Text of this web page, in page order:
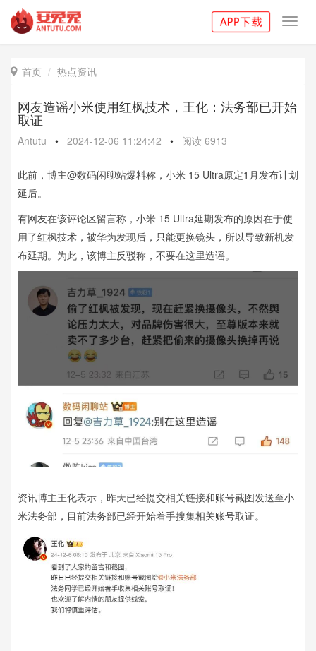
 首页 热点资讯
网友造谣小米使用红枫技术，王化：法务部已开始
取证
Antutu • 2024-12-06 11:24:42 • 阅读 6913
此前，博主@数码闲聊站爆料称，小米 15 Ultra原定1月发布计划
延后。
有网友在该评论区留言称，小米 15 Ultra延期发布的原因在于使
用了红枫技术，被华为发现后，只能更换镜头，所以导致新机发
布延期。为此，该博主反驳称，不要在这里造谣。
资讯博主王化表示，昨天已经提交相关链接和账号截图发送至小
米法务部，目前法务部已经开始着手搜集相关账号取证。